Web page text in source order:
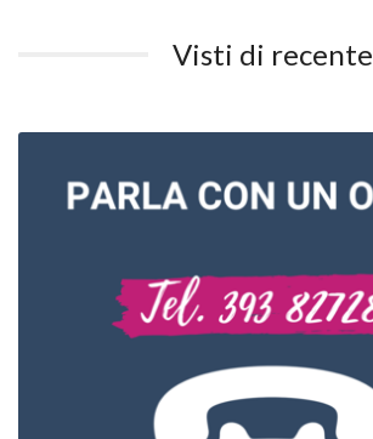
Visti di recente